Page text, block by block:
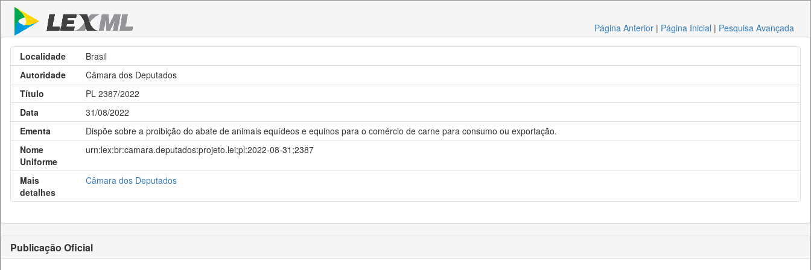
Página Anterior | Página Inicial | Pesquisa Avançada
Localidade
Brasil
Autoridade
Câmara dos Deputados
Título
PL 2387/2022
Data
31/08/2022
Ementa
Dispõe sobre a proibição do abate de animais equídeos e equinos para o comércio de carne para consumo ou exportação.
Nome
Uniforme
urn:lex:br:camara.deputados:projeto.lei;pl:2022-08-31;2387
Mais
detalhes
Câmara dos Deputados
Publicação Oficial